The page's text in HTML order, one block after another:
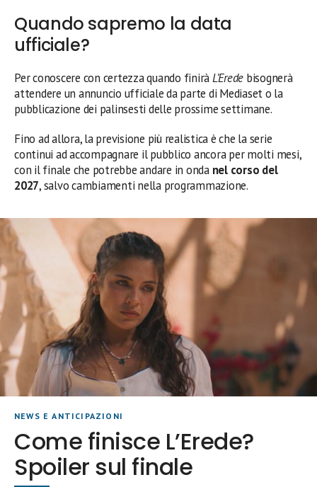
Quando sapremo la data
ufficiale?
Per conoscere con certezza quando finiràL’Erede bisognerà
attendere un annuncio ufficiale da parte di Mediaset o la
pubblicazione dei palinsesti delle prossime settimane.
Fino ad allora, la previsione più realistica è che la serie
continui ad accompagnare il pubblico ancora per molti mesi,
con il finale che potrebbe andare in onda nel corso del
2027, salvo cambiamenti nella programmazione.
NEWS E ANTICIPAZIONI
Come finisce L’Erede?
Spoiler sul finale